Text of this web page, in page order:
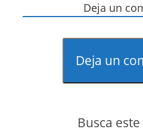
Deja un
Deja un
Busca